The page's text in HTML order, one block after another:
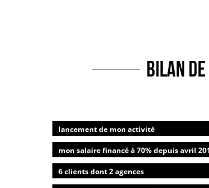
BILAN
lancement de mon activité
mon salaire financé à 70% depuis avril
6 clients dont 2 agences